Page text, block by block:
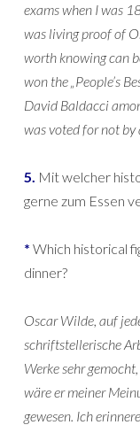
exams when I was
was living proof of
worth knowing can
won the „People’s
David Baldacci
was voted for not
5. Mit welcher
gerne zum Essen
* Which historical
dinner?
Oscar Wilde, auf
schriftstellerische
Werke sehr
wäre er meiner
gewesen. Ich